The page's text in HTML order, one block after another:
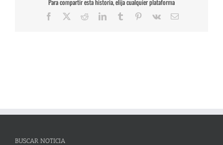
Facebook RedditLinkedInTumblr Pinterest
Vk
Correo
BUSCAR NOTICIA